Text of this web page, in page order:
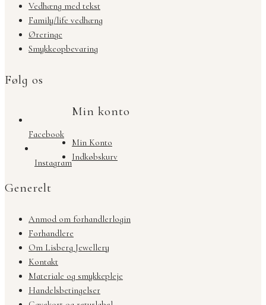
Vedhæng med tekst
Family/life vedhæng
Øreringe
Smykkeopbevaring
Følg os
Facebook
Instagram
Min konto
Min Konto
Indkøbskurv
Generelt
Anmod om forhandlerlogin
Forhandlere
Om Lisberg Jewellery
Kontakt
Materiale og smykkepleje
Handelsbetingelser